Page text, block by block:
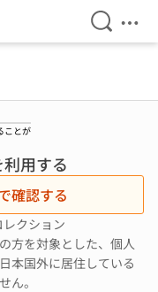
検索を
メ
ことが
用する
確認する
クション
方を対象とした、個人
本国外に居住している
ん。